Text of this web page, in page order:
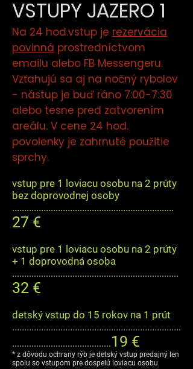
VSTUPY JAZERO 1
Na 24 hod.vstup je rezervácia
povinná prostredníctvom
emailu alebo FB Messengeru.
Vzťahujú sa aj na nočný rybolov
- nástup je buď ráno 7:00-7:30
alebo tesne pred zatvorením
areálu. V cene 24 hod.
povolenky je zahrnuté použitie
sprchy.
vstup pre 1 loviacu osobu na 2 prúty
bez doprovodnej osoby
...................................................................
27 €
vstup pre 1 loviacu osobu na 2 prúty
+ 1 doprovodná osoba
.....................................................................
32 €
detský vstup do 15 rokov na 1 prút
......................................................................
.........................................19 €
* z dôvodu ochrany rýb je detský vstup predajný len
spolu so vstupom pre dospelú loviacu osobu